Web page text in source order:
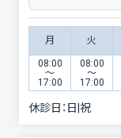
月 火
08:00
〜
17:00
08:00
〜
17:00
休診日： 日|祝